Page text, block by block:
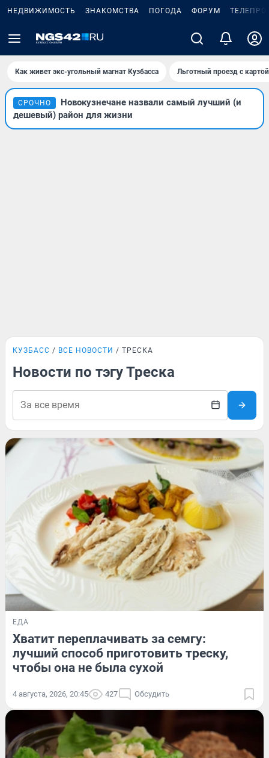
НЕДВИЖИМОСТЬ ЗНАКОМСТВА ПОГОДА ФОРУМ
Как живет экс-угольный магнат Кузбасса Льготный проезд с
СРОЧНО
Новокузнечане назвали самый лучший (и
дешевый) район для жизни
КУЗБАСС ВСЕ НОВОСТИ ТРЕСКА
Новости по тэгу Треска
ЕДА
Хватит переплачивать за семгу:
лучший способ приготовить треску,
чтобы она не была сухой
4 августа, 2026, 20:45 427 Обсудить